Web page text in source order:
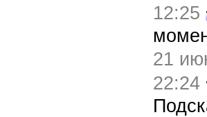
12:25
21
22:24